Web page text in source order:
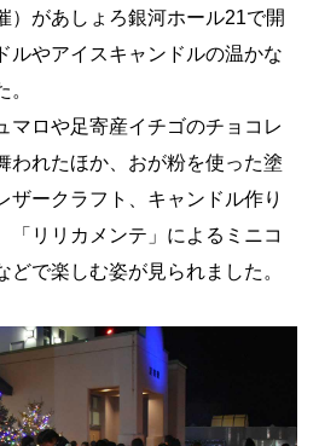
文字サイズ
準 拡大
色合い
黒 黄 青
リセット
language
閉じる
）があしょろ銀河ホール21で開
ルやアイスキャンドルの温かな
ロや足寄産イチゴのチョコレ
われたほか、おが粉を使った塗
ザークラフト、キャンドル作り
「リリカメンテ」によるミニコ
どで楽しむ姿が見られました。